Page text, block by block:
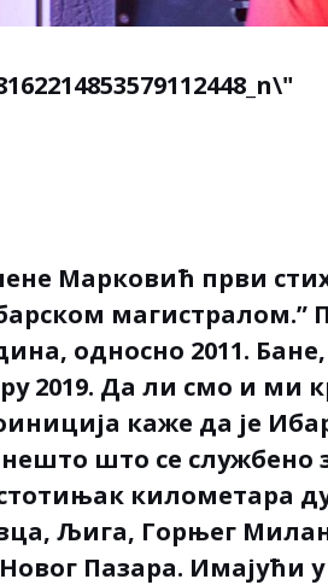
Марковић први стих
магистралом.”
односно 2011.
2019. Да ли смо и ми
каже да је
што се службено
километара
Љига, Горњег
Пазара. Имајући у